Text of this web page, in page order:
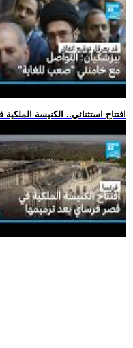
.. افتتاح استثنائي.. الكنيسة